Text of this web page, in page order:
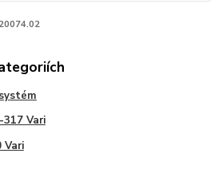
20074.02
Vari
Vari